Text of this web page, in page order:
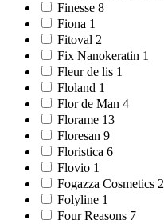
Finesse 8
Fiona 1
Fitoval 2
Fix Nanokeratin 1
Fleur de lis 1
Floland 1
Flor de Man 4
Florame 13
Floresan 9
Floristica 6
Flovio 1
Fogazza Cosmetics 2
Folyline 1
Four Reasons 7